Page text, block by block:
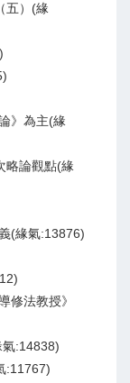
五）(緣
》為主(緣
略論觀點(緣
(緣氣:13876)
修法教授》
:14838)
:11767)